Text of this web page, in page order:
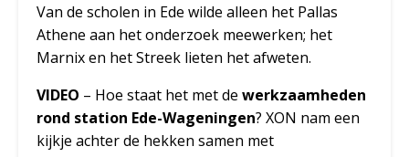
Van de scholen in Ede wilde alleen het Pallas
Athene aan het onderzoek meewerken; het
Marnix en het Streek lieten het afweten.
VIDEO – Hoe staat het met de werkzaamheden
rond station Ede-Wageningen? XON nam een
kijkje achter de hekken samen met